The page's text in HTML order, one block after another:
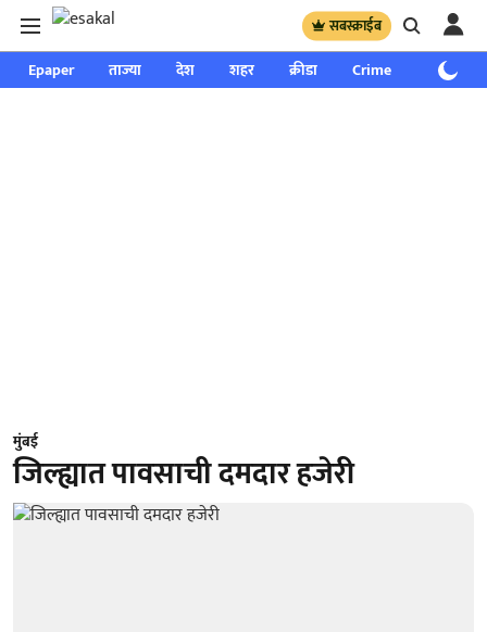
सबस्क्राईब
Epaper ताज्या देश शहर क्रीडा Crime साप्ताहिक
मुंबई
जिल्ह्यात पावसाची दमदार हजेरी